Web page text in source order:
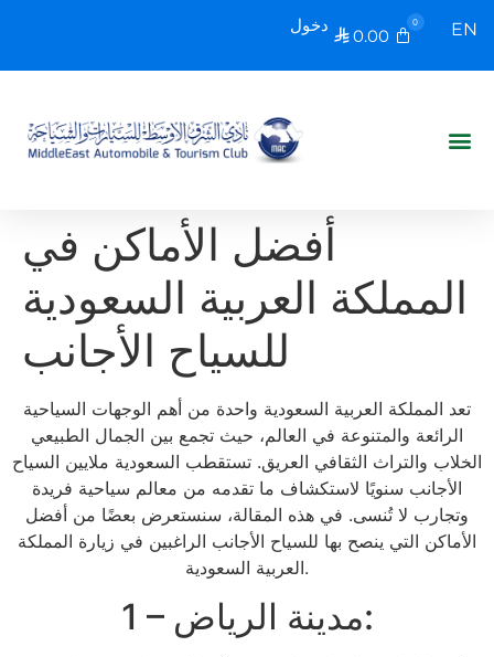
EN
0.00
0 دخول
أفضل الأماكن في
المملكة العربية السعودية
للسياح الأجانب
تعد المملكة العربية السعودية واحدة من أهم الوجهات السياحية
الرائعة والمتنوعة في العالم، حيث تجمع بين الجمال الطبيعي
الخلاب والتراث الثقافي العريق. تستقطب السعودية ملايين السياح
الأجانب سنويًا لاستكشاف ما تقدمه من معالم سياحية فريدة
وتجارب لا تُنسى. في هذه المقالة، سنستعرض بعضًا من أفضل
الأماكن التي ينصح بها للسياح الأجانب الراغبين في زيارة المملكة
العربية السعودية.
1 – مدينة الرياض: